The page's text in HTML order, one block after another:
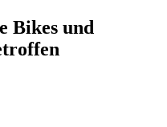
Bikes und